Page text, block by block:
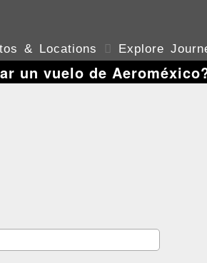
& Locations  Explore
un vuelo de